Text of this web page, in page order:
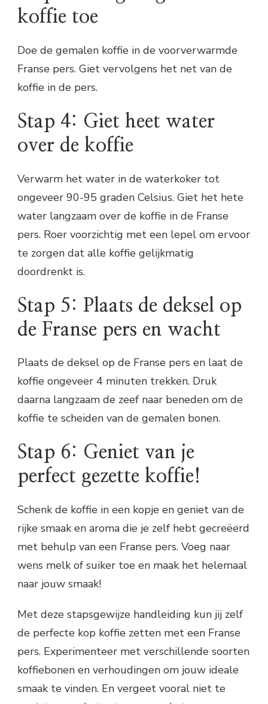
koffie toe
Doe de gemalen koffie in de voorverwarmde
Franse pers. Giet vervolgens het net van de
koffie in de pers.
Stap 4: Giet heet water
over de koffie
Verwarm het water in de waterkoker tot
ongeveer 90-95 graden Celsius. Giet het hete
water langzaam over de koffie in de Franse
pers. Roer voorzichtig met een lepel om ervoor
te zorgen dat alle koffie gelijkmatig
doordrenkt is.
Stap 5: Plaats de deksel op
de Franse pers en wacht
Plaats de deksel op de Franse pers en laat de
koffie ongeveer 4 minuten trekken. Druk
daarna langzaam de zeef naar beneden om de
koffie te scheiden van de gemalen bonen.
Stap 6: Geniet van je
perfect gezette koffie!
Schenk de koffie in een kopje en geniet van de
rijke smaak en aroma die je zelf hebt gecreëerd
met behulp van een Franse pers. Voeg naar
wens melk of suiker toe en maak het helemaal
naar jouw smaak!
Met deze stapsgewijze handleiding kun jij zelf
de perfecte kop koffie zetten met een Franse
pers. Experimenteer met verschillende soorten
koffiebonen en verhoudingen om jouw ideale
smaak te vinden. En vergeet vooral niet te